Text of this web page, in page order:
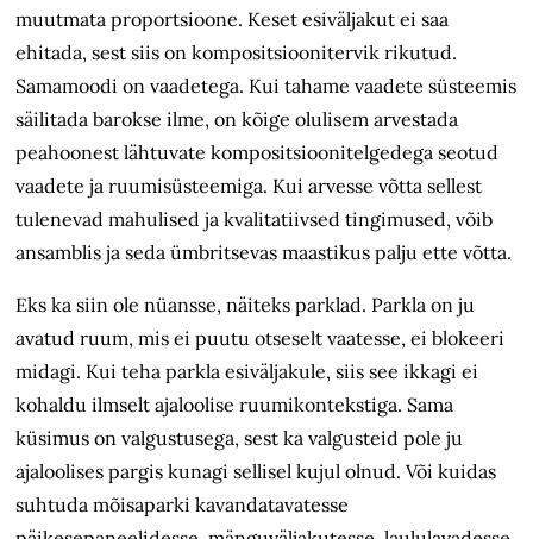
muutmata proportsioone. Keset esiväljakut ei saa
ehitada, sest siis on kompositsiooni­tervik rikutud.
Samamoodi on vaadetega. Kui tahame vaadete süsteemis
säilitada barokse ilme, on kõige olulisem arvestada
peahoonest lähtuvate kompositsioonitelgedega seotud
vaadete ja ruumisüsteemiga. Kui arvesse võtta sellest
tulenevad mahulised ja kvalitatiivsed tingimused, võib
ansamblis ja seda ümbritsevas maastikus palju ette võtta.
Eks ka siin ole nüansse, näiteks parklad. Parkla on ju
avatud ruum, mis ei puutu otseselt vaatesse, ei blokeeri
midagi. Kui teha parkla esiväljakule, siis see ikkagi ei
kohaldu ilmselt ajaloolise ruumikontekstiga. Sama
küsimus on valgustusega, sest ka valgusteid pole ju
ajaloolises pargis kunagi sellisel kujul olnud. Või kuidas
suhtuda mõisaparki kavandatavatesse